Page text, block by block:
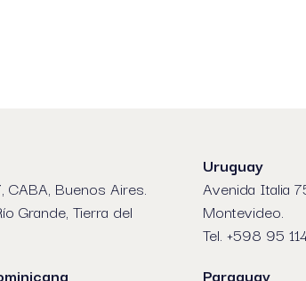
CABA, Buenos Aires.
Grande, Tierra del
Uruguay
Avenida Italia
Montevideo.
Tel. +598 95
Paraguay